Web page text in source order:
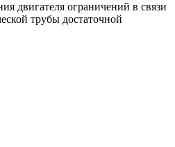
двигателя ограничений в связи
трубы достаточной